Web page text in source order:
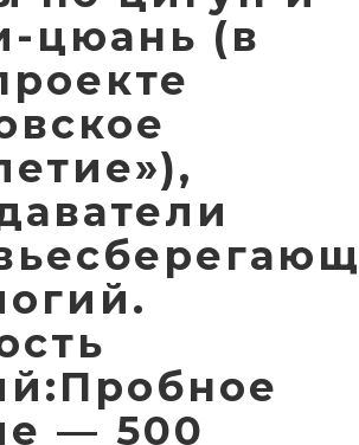
цюань (в
— 500